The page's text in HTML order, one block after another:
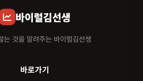
바이럴김선생
는 것을 알려주는 바이럴김선생
바로가기